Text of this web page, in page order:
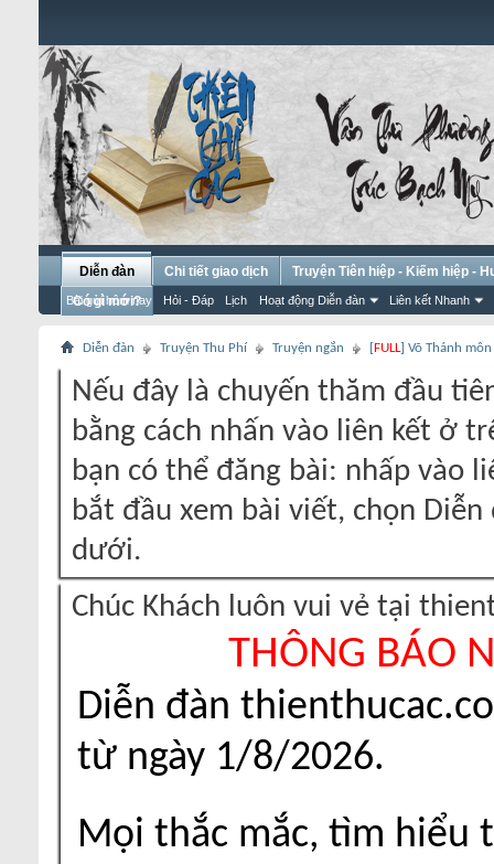
Diễn đàn
Bài gửi hôm nay Hỏi - Đáp Lịch Hoạt động Diễn đàn Liên kết Nhanh
Chi tiết giao dịch
Truyện Tiên hiệp - Kiếm hiệp -
Có gì mới?
Diễn đàn Truyện Thu Phí Truyện ngắn [FULL] Võ Thánh môn
Nếu đây là chuyến thăm đầu
bằng cách nhấn vào liên kết ở
bạn có thể đăng bài: nhấp vào
bắt đầu xem bài viết, chọn
dưới.
Chúc Khách luôn vui vẻ tại
THÔNG BÁO
Diễn đàn
từ ngày 1/8/2026.
Mọi thắc mắc, tìm hiểu